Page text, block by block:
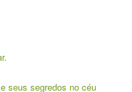
seus segredos no céu